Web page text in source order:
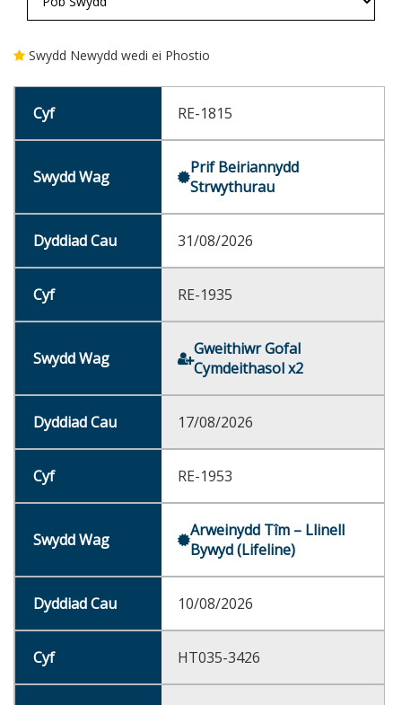
Swydd Newydd wedi ei Phostio
RE-1815
Prif Beiriannydd
Strwythurau
31/08/2026
RE-1935
Gweithiwr Gofal
Cymdeithasol x2
17/08/2026
RE-1953
Arweinydd Tîm – Llinell
Bywyd (Lifeline)
10/08/2026
HT035-3426